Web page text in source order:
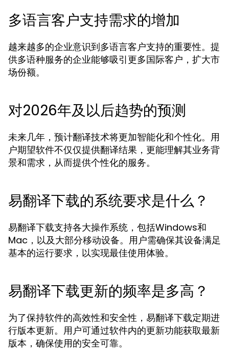
多语言客户支持需求的增加
越来越多的企业意识到多语言客户支持的重要性。提
供多语种服务的企业能够吸引更多国际客户，扩大市
场份额。
对2026年及以后趋势的预测
未来几年，预计翻译技术将更加智能化和个性化。用
户期望软件不仅仅提供翻译结果，更能理解其业务背
景和需求，从而提供个性化的服务。
易翻译下载的系统要求是什么？
易翻译下载支持各大操作系统，包括Windows和
Mac，以及大部分移动设备。用户需确保其设备满足
基本的运行要求，以实现最佳使用体验。
易翻译下载更新的频率是多高？
为了保持软件的高效性和安全性，易翻译下载定期进
行版本更新。用户可通过软件内的更新功能获取最新
版本，确保使用的安全可靠。